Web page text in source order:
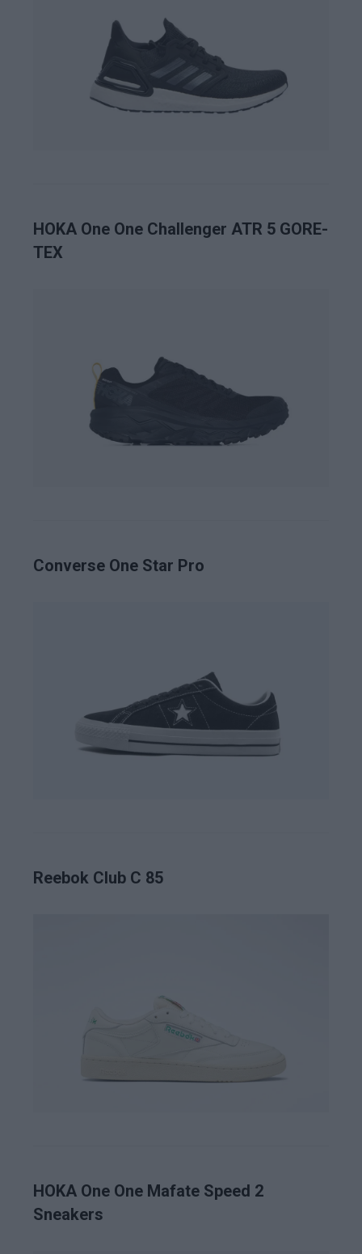
HOKA One One Challenger ATR 5 GORE-
TEX
Converse One Star Pro
Reebok Club C 85
HOKA One One Mafate Speed 2
Sneakers